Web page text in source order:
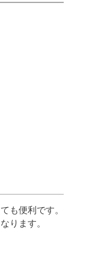
も便利です。
ります。